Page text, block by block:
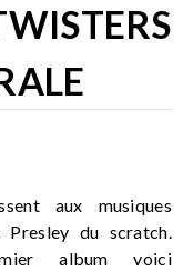
aux musiques
Presley du scratch.
album voici